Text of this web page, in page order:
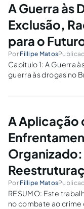
A Guerra às
Exclusão,
para o
Por Fillipe Matos
Capítulo 1: A Guerra
guerra às drogas no
marginalização de
uso...
A Aplicação
Organizado:
Por Fillipe Matos
RESUMO: Este
no combate ao crime